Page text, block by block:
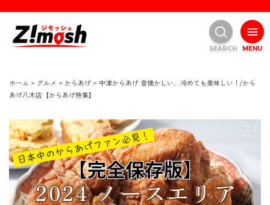
ホーム > グルメ > からあげ > 中津からあげ 昔懐かしい、冷めても美味しい！/から
あげ八木店【からあげ特集】
MENU
SEARCH